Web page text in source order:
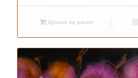
Ajouter au panier